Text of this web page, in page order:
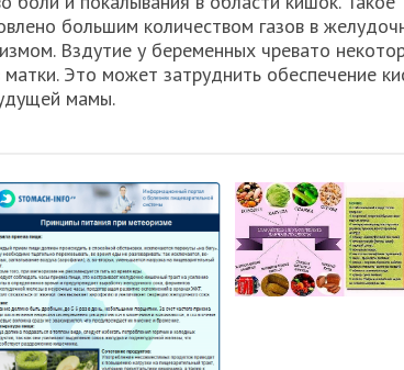
большим количеством газов в
Вздутие у беременных чревато
Это может затруднить обеспечение
мамы.